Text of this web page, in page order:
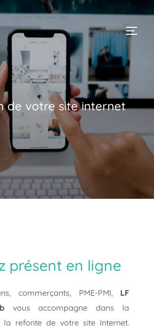
de votre site internet
présent en ligne
commerçants, PME-PMI, LF
vous accompagne dans la
la refonte de votre site Internet.